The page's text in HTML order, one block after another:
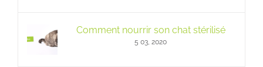
Comment nourrir son chat stérilisé
5 03, 2020